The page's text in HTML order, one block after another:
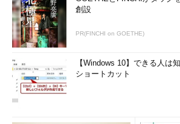
創設
PR(FINCHI on GOETHE)
【Windows 10】できる人は
ショートカット